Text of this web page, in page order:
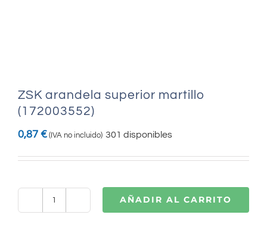
ZSK arandela superior martillo
(172003552)
0,87 € (IVA no incluido) 301 disponibles
AÑADIR AL CARRITO